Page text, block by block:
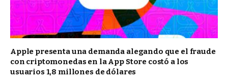
Apple presenta una demanda alegando que el fraude
con criptomonedas en la App Store costó a los
usuarios 1,8 millones de dólares